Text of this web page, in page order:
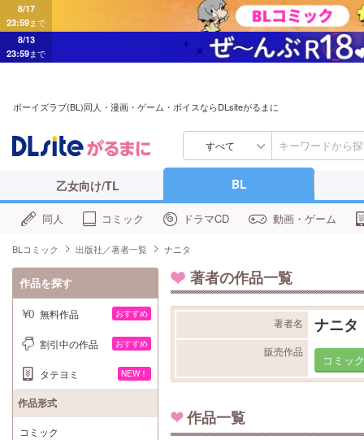
8/17
23:59まで
8/13
23:59まで
ボーイズラブ(BL)同人・漫画・ゲーム・ボイスならDLsiteがるまに
すべて
乙女向け/TL BL
同人 コミック ドラマCD 動画・ゲーム
BLコミック 出版社／著者一覧 ナニタ
著者の作品一覧
著者名 ナニタ
販売作品
コミック
作品一覧
作品を探す
無料作品 おすすめ
割引中の作品 おすすめ
タテヨミ NEW！
作品形式
コミック